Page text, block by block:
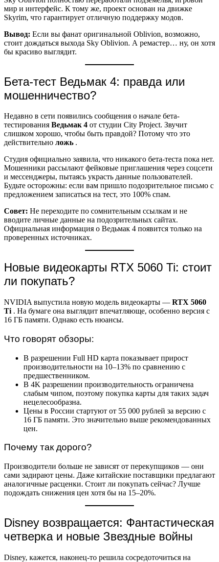
мир и интерфейс. К тому же, проект основан на движке
Skyrim, что гарантирует отличную поддержку модов.
Вывод: Если вы фанат оригинальной Oblivion, возможно,
стоит дождаться выхода Sky Oblivion. А ремастер… ну, он хотя
бы красиво выглядит.
Бета-тест Ведьмак 4: правда или
мошенничество?
Недавно в сети появились сообщения о начале бета-
тестирования Ведьмак 4 от студии City Project. Звучит
слишком хорошо, чтобы быть правдой? Потому что это
действительно ложь .
Студия официально заявила, что никакого бета-теста пока нет.
Мошенники рассылают фейковые приглашения через соцсети
и мессенджеры, пытаясь украсть данные пользователей.
Будьте осторожны: если вам пришло подозрительное письмо с
предложением записаться на тест, это 100% спам.
Совет: Не переходите по сомнительным ссылкам и не
вводите личные данные на подозрительных сайтах.
Официальная информация о Ведьмак 4 появится только на
проверенных источниках.
Новые видеокарты RTX 5060 Ti: стоит
ли покупать?
NVIDIA выпустила новую модель видеокарты — RTX 5060
Ti . На бумаге она выглядит впечатляюще, особенно версия с
16 ГБ памяти. Однако есть нюансы.
Что говорят обзоры:
В разрешении Full HD карта показывает прирост
производительности на 10–13% по сравнению с
предшественником.
В 4K разрешении производительность ограничена
слабым чипом, поэтому покупка карты для таких задач
нецелесообразна.
Цены в России стартуют от 55 000 рублей за версию с
16 ГБ памяти. Это значительно выше рекомендованных
цен.
Почему так дорого?
Производители больше не зависят от перекупщиков — они
сами задирают цены. Даже китайские поставщики предлагают
аналогичные расценки. Стоит ли покупать сейчас? Лучше
подождать снижения цен хотя бы на 15–20%.
Disney возвращается: Фантастическая
четверка и новые Звездные войны
Disney, кажется, наконец-то решила сосредоточиться на